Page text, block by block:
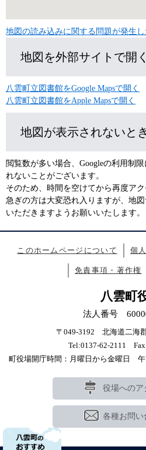
地図の読み込みに関する問題が発生し
地図を外部サイトで開く
八雲町立図書館をGoogle Mapsで開く
八雲町立図書館をApple Mapsで開く
地図が表示されないと
閲覧数が多い場合、Googleの利用制
れないことがございます。
そのため、時間を空けてから再度ア
急ぎの方は大変恐れ入りますが、地
いただきますようお願いいたします。
このホームページについて 個
免責事項・著作権
八雲町
法人番号
〒049-3192 北海道二海
Tel:0137-62-2111
町役場開庁時間：月曜日から金曜日
役場へのア
各種お問い